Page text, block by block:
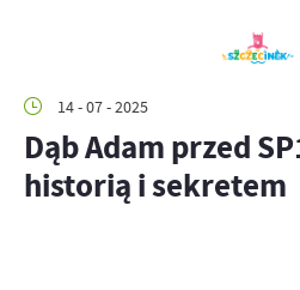
14 - 07 - 2025
Dąb Adam przed
historią i sekretem